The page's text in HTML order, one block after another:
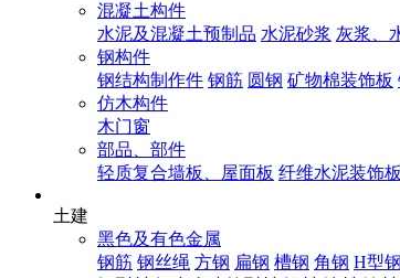
混凝土构件
水泥及混凝土预制品 水泥砂浆 灰浆、
钢构件
钢结构制作件 钢筋 圆钢 矿物棉装饰板
仿木构件
木门窗
部品、部件
轻质复合墙板、屋面板 纤维水泥装饰板
土建
黑色及有色金属
钢筋 钢丝绳 方钢 扁钢 槽钢 角钢 H型钢